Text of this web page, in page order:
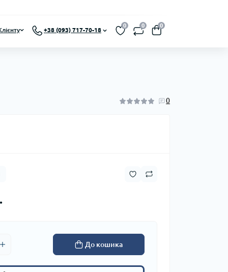
+38 (093) 717-70-18
0 0 0
0
До кошика